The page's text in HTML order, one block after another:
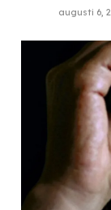
augusti 6,